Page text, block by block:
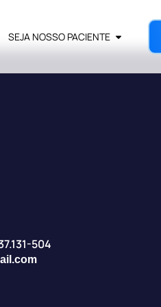
SEJA NOSSO PACIENTE
504